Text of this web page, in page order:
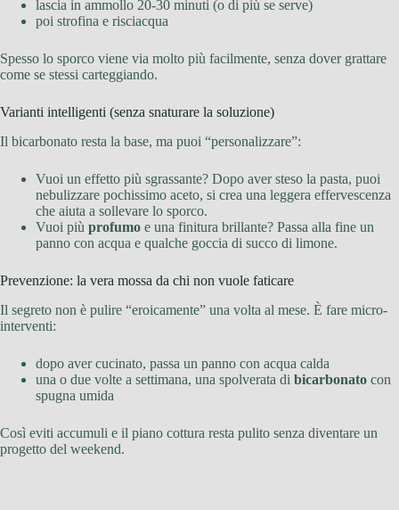
lascia in ammollo 20-30 minuti (o di più se serve)
poi strofina e risciacqua
Spesso lo sporco viene via molto più facilmente, senza dover grattare
come se stessi carteggiando.
Varianti intelligenti (senza snaturare la soluzione)
Il bicarbonato resta la base, ma puoi “personalizzare”:
Vuoi un effetto più sgrassante? Dopo aver steso la pasta, puoi
nebulizzare pochissimo aceto, si crea una leggera effervescenza
che aiuta a sollevare lo sporco.
Vuoi più profumo e una finitura brillante? Passa alla fine un
panno con acqua e qualche goccia di succo di limone.
Prevenzione: la vera mossa da chi non vuole faticare
Il segreto non è pulire “eroicamente” una volta al mese. È fare micro-
interventi:
dopo aver cucinato, passa un panno con acqua calda
una o due volte a settimana, una spolverata di bicarbonato con
spugna umida
Così eviti accumuli e il piano cottura resta pulito senza diventare un
progetto del weekend.